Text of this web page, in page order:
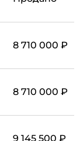
8 710 000 ₽
8 710 000 ₽
9 145 500 ₽